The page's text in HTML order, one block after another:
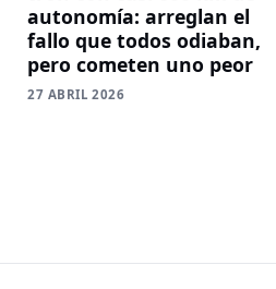
autonomía: arreglan el
fallo que todos odiaban,
pero cometen uno peor
27 ABRIL 2026